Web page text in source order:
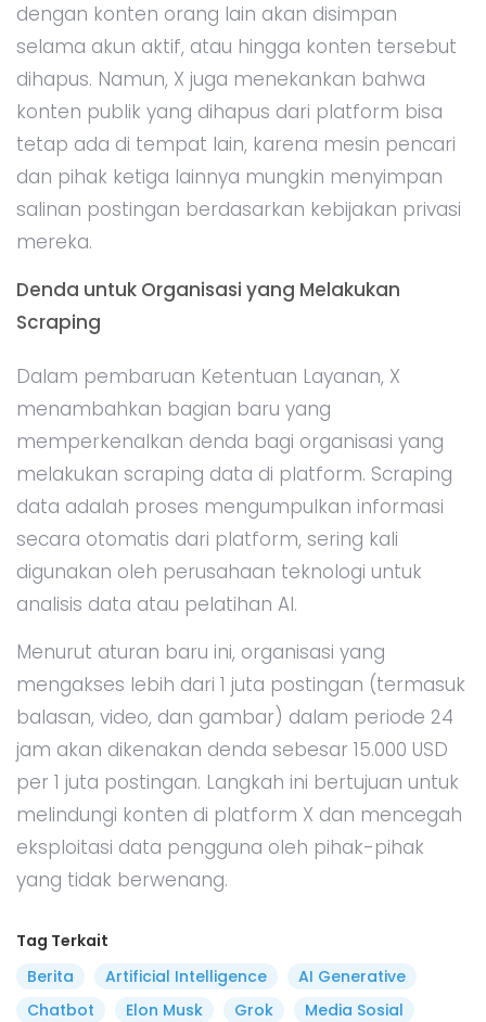
dengan konten orang lain akan disimpan
selama akun aktif, atau hingga konten tersebut
dihapus. Namun, X juga menekankan bahwa
konten publik yang dihapus dari platform bisa
tetap ada di tempat lain, karena mesin pencari
dan pihak ketiga lainnya mungkin menyimpan
salinan postingan berdasarkan kebijakan privasi
mereka.
Denda untuk Organisasi yang Melakukan
Scraping
Dalam pembaruan Ketentuan Layanan, X
menambahkan bagian baru yang
memperkenalkan denda bagi organisasi yang
melakukan scraping data di platform. Scraping
data adalah proses mengumpulkan informasi
secara otomatis dari platform, sering kali
digunakan oleh perusahaan teknologi untuk
analisis data atau pelatihan AI.
Menurut aturan baru ini, organisasi yang
mengakses lebih dari 1 juta postingan (termasuk
balasan, video, dan gambar) dalam periode 24
jam akan dikenakan denda sebesar 15.000 USD
per 1 juta postingan. Langkah ini bertujuan untuk
melindungi konten di platform X dan mencegah
eksploitasi data pengguna oleh pihak-pihak
yang tidak berwenang.
Tag Terkait
Berita
Artificial Intelligence
AI Generative
Chatbot
Elon Musk Grok
Media Sosial